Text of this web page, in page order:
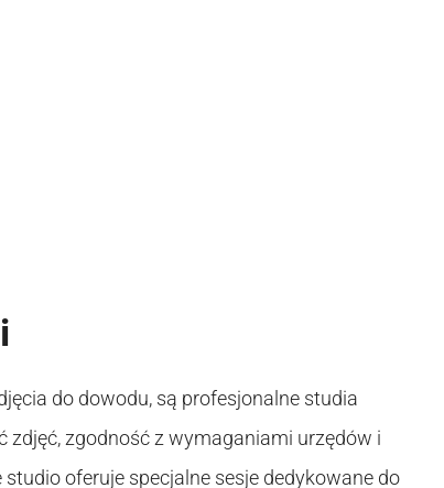
do dowodu, są profesjonalne studia
zgodność z wymaganiami urzędów i
oferuje specjalne sesje dedykowane do